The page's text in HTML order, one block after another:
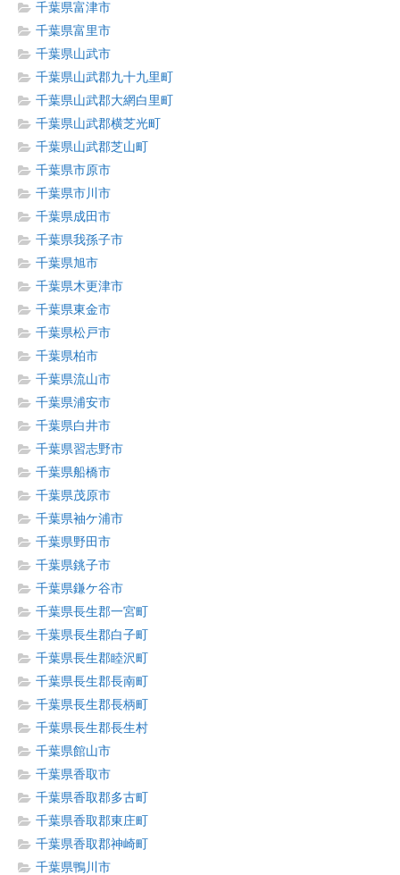
千葉県富津市
千葉県富里市
千葉県山武市
千葉県山武郡九十九里町
千葉県山武郡大網白里町
千葉県山武郡横芝光町
千葉県山武郡芝山町
千葉県市原市
千葉県市川市
千葉県成田市
千葉県我孫子市
千葉県旭市
千葉県木更津市
千葉県東金市
千葉県松戸市
千葉県柏市
千葉県流山市
千葉県浦安市
千葉県白井市
千葉県習志野市
千葉県船橋市
千葉県茂原市
千葉県袖ケ浦市
千葉県野田市
千葉県銚子市
千葉県鎌ケ谷市
千葉県長生郡一宮町
千葉県長生郡白子町
千葉県長生郡睦沢町
千葉県長生郡長南町
千葉県長生郡長柄町
千葉県長生郡長生村
千葉県館山市
千葉県香取市
千葉県香取郡多古町
千葉県香取郡東庄町
千葉県香取郡神崎町
千葉県鴨川市